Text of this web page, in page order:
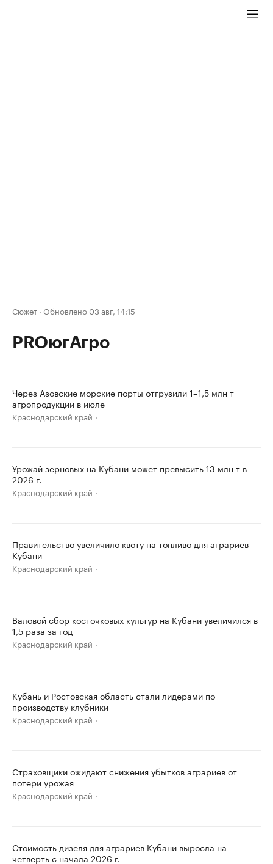
Сюжет · Обновлено 03 авг, 14:15
PROюгАгро
Через Азовские морские порты отгрузили 1–1,5 млн т
агропродукции в июле
Краснодарский край
Урожай зерновых на Кубани может превысить 13 млн т в
2026 г.
Краснодарский край
Правительство увеличило квоту на топливо для аграриев
Кубани
Краснодарский край
Валовой сбор косточковых культур на Кубани увеличился в
1,5 раза за год
Краснодарский край
Кубань и Ростовская область стали лидерами по
производству клубники
Краснодарский край
Страховщики ожидают снижения убытков аграриев от
потери урожая
Краснодарский край
Стоимость дизеля для аграриев Кубани выросла на
четверть с начала 2026 г.